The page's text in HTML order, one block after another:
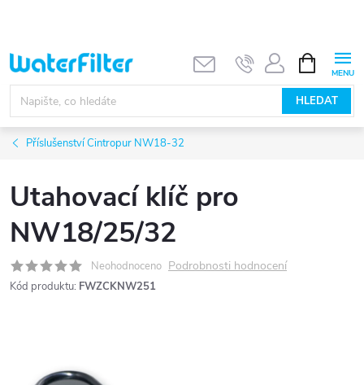
obsah
HLEDAT
NÁKUPNÍ
KOŠÍK
Příslušenství Cintropur NW18-32
Utahovací klíč pro
NW18/25/32
Neohodnoceno Podrobnosti hodnocení
Kód produktu: FWZCKNW251